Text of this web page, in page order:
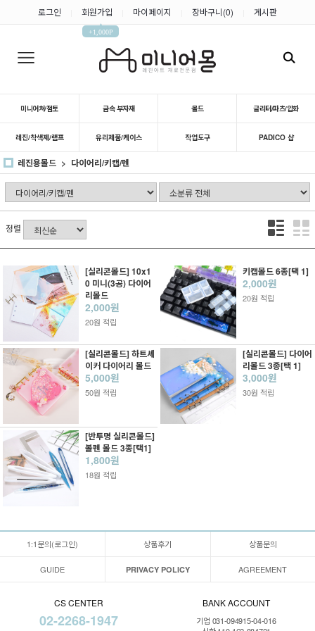
로그인 회원가입
▲
+1,000P
마이페이지 장바구니(0) 게시판
미니어쳐/점토 금속 부자재 몰드 글리터/파츠/압화
레진/착색제/램프 유리제품/케이스 작업도구 PADICO 샵
레진용몰드 다이어리/키캡/펜
정렬
[실리콘몰드] 10x1
0 미니(3공) 다이어
리몰드
2,000원
20원 적립
키캡몰드 6종[택 1]
2,000원
20원 적립
[실리콘몰드] 하트셰
이커 다이어리 몰드
5,000원
50원 적립
[실리콘몰드] 다이어
리몰드 3종[택 1]
3,000원
30원 적립
[반투명 실리콘몰드]
볼펜 몰드 3종[택1]
1,800원
18원 적립
1:1문의(로그인) 상품후기 상품문의
GUIDE PRIVACY POLICY AGREEMENT
CS CENTER
02-2268-1947
BANK ACCOUNT
기업 031-094915-04-016